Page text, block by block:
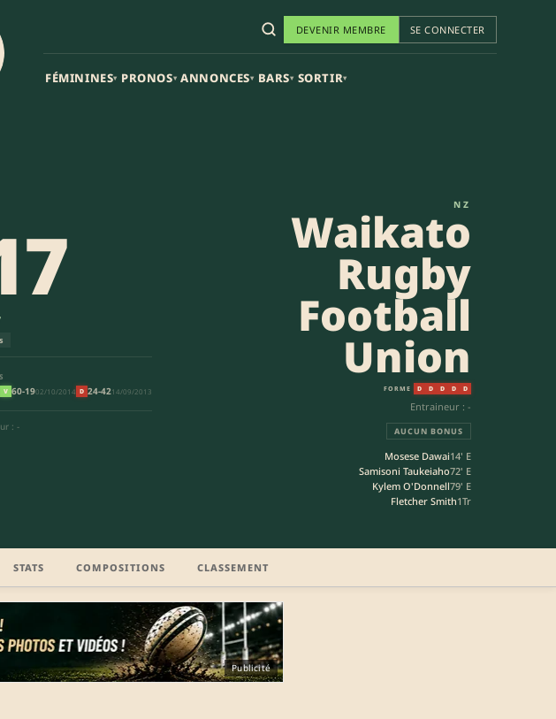
DEVENIR MEMBRE SE CONNECTER
FÉMININES▾ PRONOS▾ ANNONCES▾ BARS▾ SORTIR▾
Union (35-17) | NPC
V 60-1902/10/2014 D 24-4214/09/2013
: -
NZ
Waikato
Rugby
Football
Union
FORME D D D D D
Entraineur : -
AUCUN BONUS
Mosese Dawai14' E
Samisoni Taukeiaho72' E
Kylem O'Donnell79' E
Fletcher Smith1Tr
STATS COMPOSITIONS CLASSEMENT
Publicité